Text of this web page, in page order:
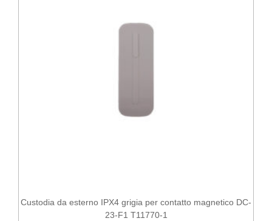
Custodia da esterno IPX4 grigia per contatto magnetico DC-
23-F1 T11770-1